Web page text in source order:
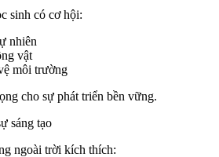
sinh có cơ hội:
nhiên
vật
môi trường
cho sự phát triển bền vững.
sáng tạo
ngoài trời kích thích: